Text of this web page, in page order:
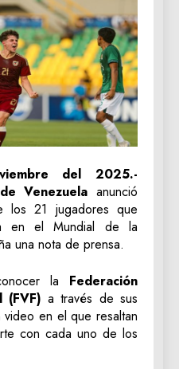
del 2025.-
Venezuela anunció
los 21 jugadores que
en el Mundial de la
una nota de prensa.
la Federación
(FVF) a través de sus
en el que resaltan
con cada uno de los